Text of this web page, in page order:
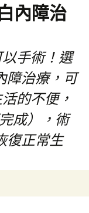
內障治
以手術！選
障治療，可
的不便，
成），術
復正常生